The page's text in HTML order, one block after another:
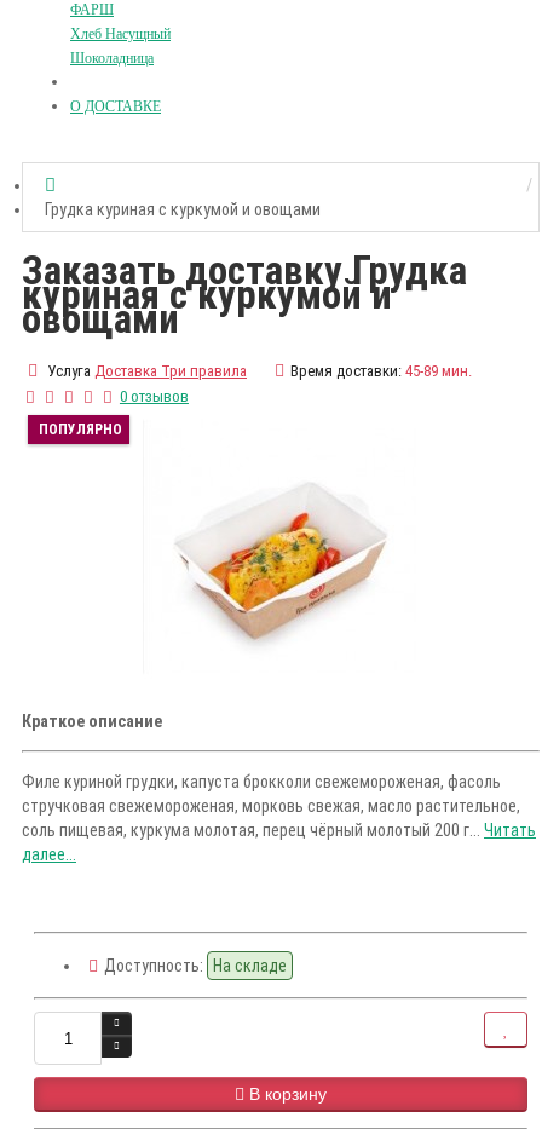
ФАРШ
Хлеб Насущный
Шоколадница
О ДОСТАВКЕ
Грудка куриная с куркумой и овощами
Заказать доставку Грудка
куриная с куркумой и
овощами
Услуга Доставка Три правила Время доставки: 45-89 мин.
0 отзывов
ПОПУЛЯРНО
Краткое описание
Филе куриной грудки, капуста брокколи свежемороженая, фасоль
стручковая свежемороженая, морковь свежая, масло растительное,
соль пищевая, куркума молотая, перец чёрный молотый 200 г... Читать
далее...
Доступность: На складе
В корзину